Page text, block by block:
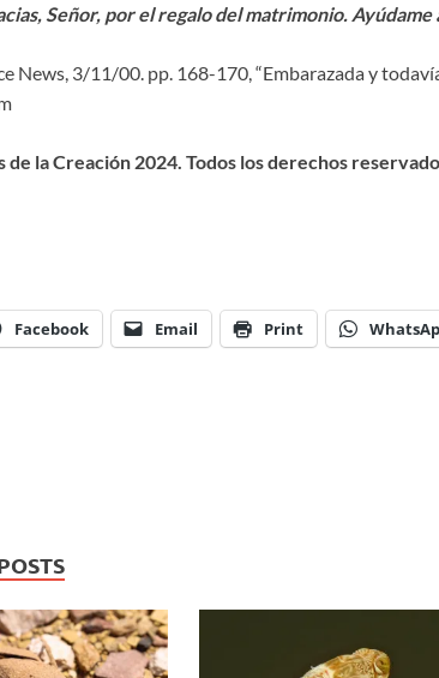
Señor, por el regalo del matrimonio. Ayúdame
News, 3/11/00. pp. 168-170, “Embarazada y
la Creación 2024. Todos los derechos
Facebook Email Print